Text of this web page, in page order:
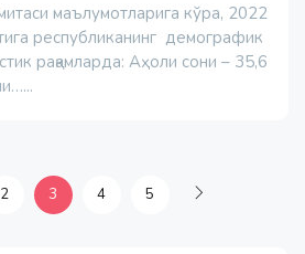
маълумотларига кўра, 2022
республиканинг демографик
рақамларда: Аҳоли сони – 35,6
2 3 4 5